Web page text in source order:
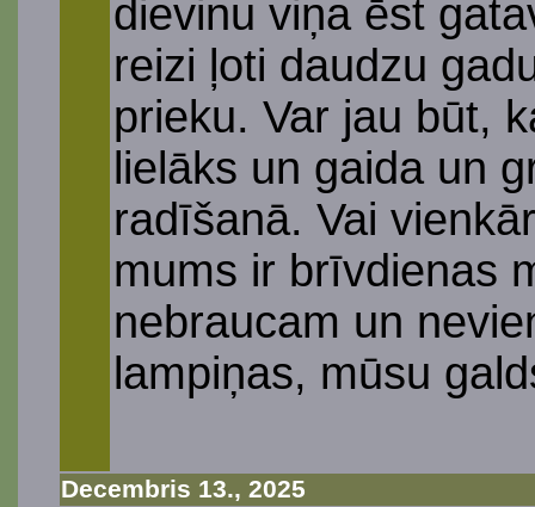
dievinu viņa ēst
reizi ļoti daudzu
prieku. Var jau būt,
lielāks un gaida un
radīšanā. Vai
mums ir brīvdienas
nebraucam un
lampiņas, mūsu
Decembris 13., 2025